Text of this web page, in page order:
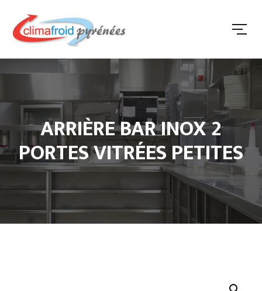
ARRIÈRE BAR INOX 2
PORTES VITRÉES PETITES